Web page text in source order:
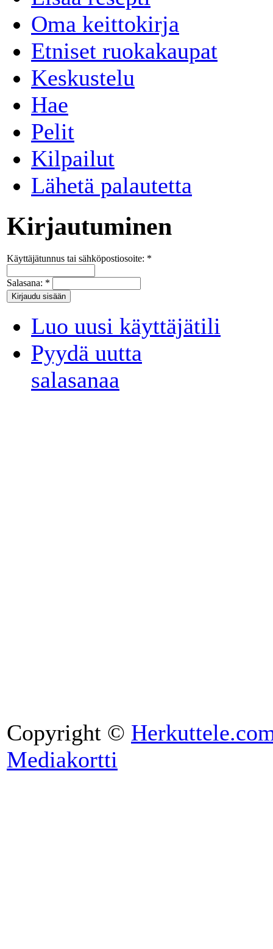
Oma keittokirja
Etniset ruokakaupat
Keskustelu
Hae
Pelit
Kilpailut
Lähetä palautetta
Kirjautuminen
Käyttäjätunnus tai sähköpostiosoite: *
Salasana: *
Luo uusi käyttäjätili
Pyydä uutta
salasanaa
Copyright ©
Mediakortti